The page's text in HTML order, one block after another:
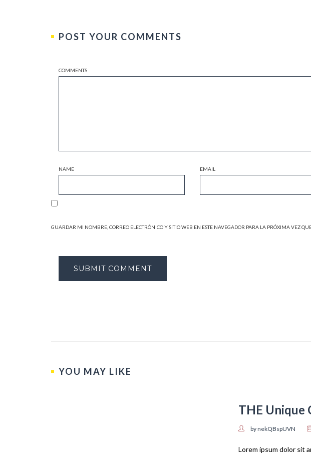
POST YOUR COMMENTS
COMMENTS
NAME EMAIL
GUARDAR MI NOMBRE, CORREO ELECTRÓNICO Y SITIO WEB EN ESTE NAVEGADOR PARA LA PRÓXIMA VEZ
YOU MAY LIKE
THE Unique
by nekQBspUVN
Lorem ipsum dolor sit